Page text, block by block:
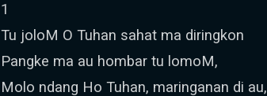
1
Tu joloM O Tuhan sahat ma diringkon
Pangke ma au hombar tu lomoM,
Molo ndang Ho Tuhan, maringanan di au,